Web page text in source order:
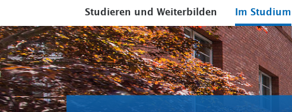
Studieren und Weiterbilden Im Studium